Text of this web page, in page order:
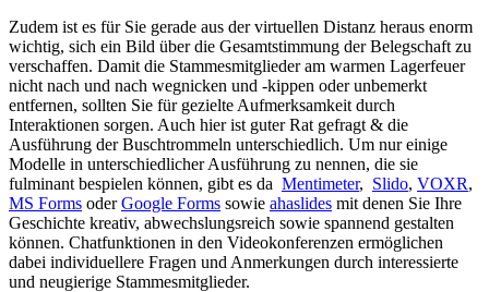
Zudem ist es für Sie gerade aus der virtuellen Distanz heraus enorm
wichtig, sich ein Bild über die Gesamtstimmung der Belegschaft zu
verschaffen. Damit die Stammesmitglieder am warmen Lagerfeuer
nicht nach und nach wegnicken und -kippen oder unbemerkt
entfernen, sollten Sie für gezielte Aufmerksamkeit durch
Interaktionen sorgen. Auch hier ist guter Rat gefragt & die
Ausführung der Buschtrommeln unterschiedlich. Um nur einige
Modelle in unterschiedlicher Ausführung zu nennen, die sie
fulminant bespielen können, gibt es da Mentimeter, Slido, VOXR,
MS Forms oderGoogle Forms sowie ahaslides mit denen Sie Ihre
Geschichte kreativ, abwechslungsreich sowie spannend gestalten
können. Chatfunktionen in den Videokonferenzen ermöglichen
dabei individuellere Fragen und Anmerkungen durch interessierte
und neugierige Stammesmitglieder.